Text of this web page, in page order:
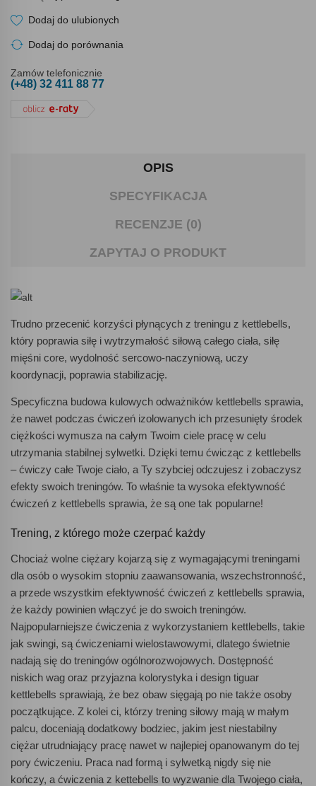
Dodaj do ulubionych
Dodaj do porównania
Zamów telefonicznie
(+48) 32 411 88 77
OPIS
SPECYFIKACJA
RECENZJE (0)
ZAPYTAJ O PRODUKT
Trudno przecenić korzyści płynących z treningu z kettlebells,
który poprawia siłę i wytrzymałość siłową całego ciała, siłę
mięśni core, wydolność sercowo-naczyniową, uczy
koordynacji, poprawia stabilizację.
Specyficzna budowa kulowych odważników kettlebells sprawia,
że nawet podczas ćwiczeń izolowanych ich przesunięty środek
ciężkości wymusza na całym Twoim ciele pracę w celu
utrzymania stabilnej sylwetki. Dzięki temu ćwicząc z kettlebells
– ćwiczy całe Twoje ciało, a Ty szybciej odczujesz i zobaczysz
efekty swoich treningów. To właśnie ta wysoka efektywność
ćwiczeń z kettlebells sprawia, że są one tak popularne!
Trening, z którego może czerpać każdy
Chociaż wolne ciężary kojarzą się z wymagającymi treningami
dla osób o wysokim stopniu zaawansowania, wszechstronność,
a przede wszystkim efektywność ćwiczeń z kettlebells sprawia,
że każdy powinien włączyć je do swoich treningów.
Najpopularniejsze ćwiczenia z wykorzystaniem kettlebells, takie
jak swingi, są ćwiczeniami wielostawowymi, dlatego świetnie
nadają się do treningów ogólnorozwojowych. Dostępność
niskich wag oraz przyjazna kolorystyka i design tiguar
kettlebells sprawiają, że bez obaw sięgają po nie także osoby
początkujące. Z kolei ci, którzy trening siłowy mają w małym
palcu, doceniają dodatkowy bodziec, jakim jest niestabilny
ciężar utrudniający pracę nawet w najlepiej opanowanym do tej
pory ćwiczeniu. Praca nad formą i sylwetką nigdy się nie
kończy, a ćwiczenia z kettebells to wyzwanie dla Twojego ciała,